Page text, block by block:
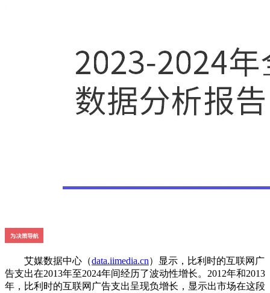
艾媒数据中心（data.iimedia.cn）显示，比利时的互联网广
告支出在2013年至2024年间经历了波动性增长。2012年和2013
年，比利时的互联网广告支出呈现负增长，显示出市场在这段